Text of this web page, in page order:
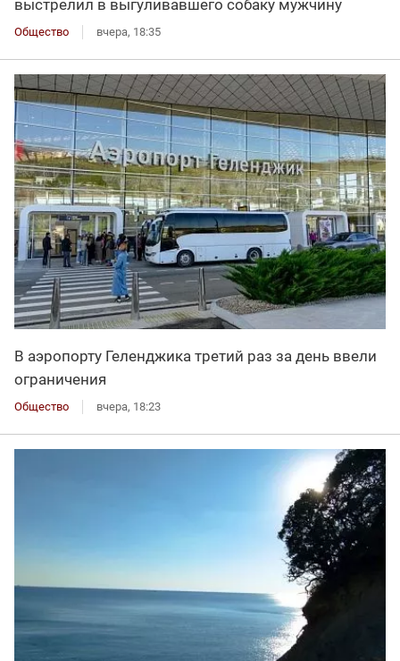
выстрелил в выгуливавшего собаку мужчину
Общество вчера, 18:35
В аэропорту Геленджика третий раз за день ввели
ограничения
Общество вчера, 18:23